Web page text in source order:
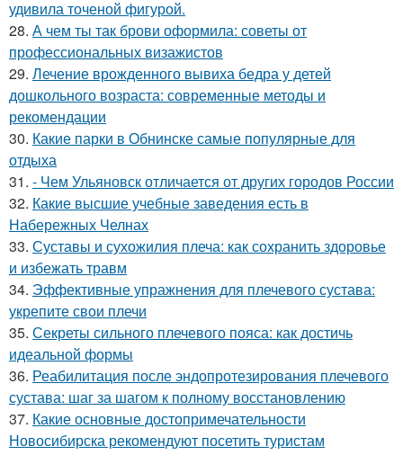
удивила точеной фигурой.
28. А чем ты так брови оформила: советы от
профессиональных визажистов
29. Лечение врожденного вывиха бедра у детей
дошкольного возраста: современные методы и
рекомендации
30. Какие парки в Обнинске самые популярные для
отдыха
31. - Чем Ульяновск отличается от других городов России
32. Какие высшие учебные заведения есть в
Набережных Челнах
33. Суставы и сухожилия плеча: как сохранить здоровье
и избежать травм
34. Эффективные упражнения для плечевого сустава:
укрепите свои плечи
35. Секреты сильного плечевого пояса: как достичь
идеальной формы
36. Реабилитация после эндопротезирования плечевого
сустава: шаг за шагом к полному восстановлению
37. Какие основные достопримечательности
Новосибирска рекомендуют посетить туристам